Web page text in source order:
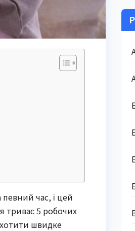
час, і цей
триває 5 робочих
швидке